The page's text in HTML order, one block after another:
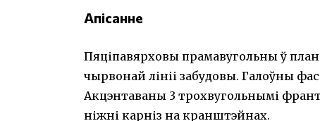
Апісанне
Пяціпавярховы прамавугольны ў
чырвонай лініі забудовы. Галоўны
Акцэнтаваны 3 трохвугольнымі
ніжні карніз на кранштэйнах.